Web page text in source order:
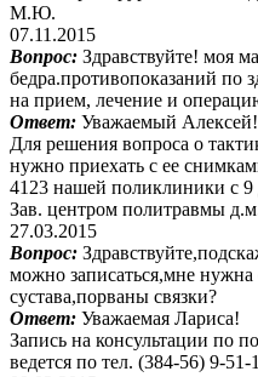
М.Ю.
07.11.2015
Вопрос: Здравствуйте! моя
бедра.противопоказаний по
на прием, лечение и
Ответ: Уважаемый Алексей!
Для решения вопроса о
нужно приехать с ее
4123 нашей поликлиники с 9
Зав. центром политравмы
27.03.2015
Вопрос:
можно записаться,мне нужна
сустава,порваны связки?
Ответ: Уважаемая Лариса!
Запись на консультации по
ведется по тел. (384-56) 9-51-